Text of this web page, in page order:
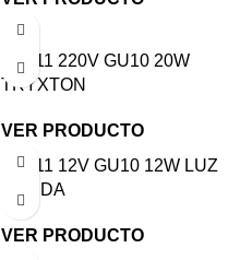
AR111 220V GU10 20W
TRYXTON
VER PRODUCTO
AR111 12V GU10 12W LUZ
CÁLIDA
VER PRODUCTO